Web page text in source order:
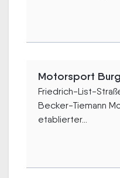
Motorsport
Friedrich-List-
Becker-Tiemann
etablierter...